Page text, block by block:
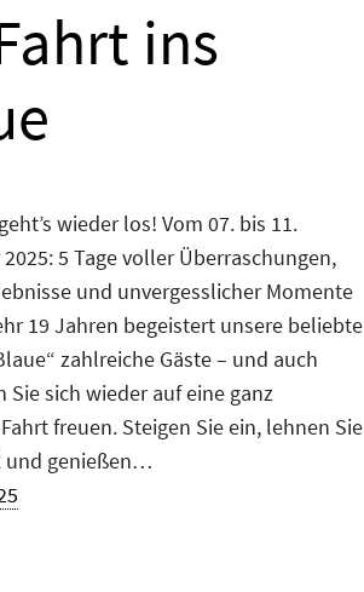
ins
wieder los! Vom 07. bis 11.
5 Tage voller Überraschungen,
und unvergesslicher Momente
19 Jahren begeistert unsere beliebte
zahlreiche Gäste – und auch
Sie sich wieder auf eine ganz
freuen. Steigen Sie ein, lehnen Sie
und genießen…